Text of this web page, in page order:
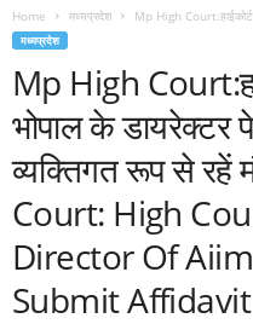
Home मध्यप्रदेश Mp High
मध्यप्रदेश
Mp High
भोपाल के
व्यक्तिगत रूप से रहें
Court: High
Director Of
Submit Affidavit